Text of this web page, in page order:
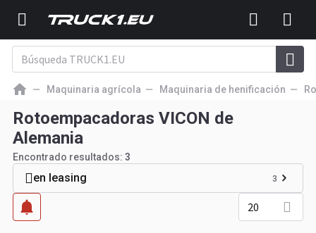
Maquinaria agrícola Maquinaria de henificación
Rotoempacadoras VICON de
Alemania
Encontrado resultados: 3
en leasing 3
20